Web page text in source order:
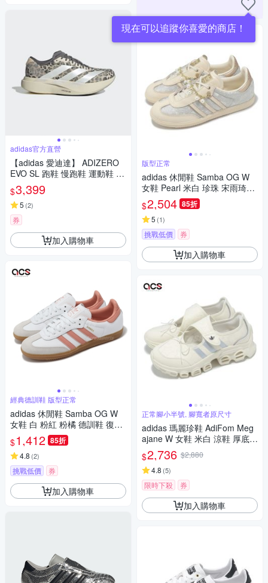
adidas官方直營
【adidas 愛迪達】 ADIZERO
EVO SL 跑鞋 慢跑鞋 運動鞋 女
鞋 KI3948
$3,399
5 (2)
券
加入購物車
經典德訓鞋 版型正常
adidas 休閒鞋 Samba OG W
女鞋 白 粉紅 粉橘 德訓鞋 復古
麂皮 愛迪達 IG5932
$1,412 85折
4.8 (2)
挑戰低價 券
加入購物車
現在可以追蹤你喜愛的商店！
版型正常
adidas 休閒鞋 Samba OG W
女鞋 Pearl 米白 珍珠 宋雨琦同
款 愛迪達 JQ2616
$2,504 85折
5 (1)
挑戰低價 券
加入購物車
正常腳小半號, 腳寬者原尺寸
adidas 瑪麗珍鞋 AdiFom Meg
ajane W 女鞋 米白 涼鞋 厚底
休閒鞋 愛迪達 JR4497
$2,736 $2,880
4.8 (5)
限時下殺 券
加入購物車